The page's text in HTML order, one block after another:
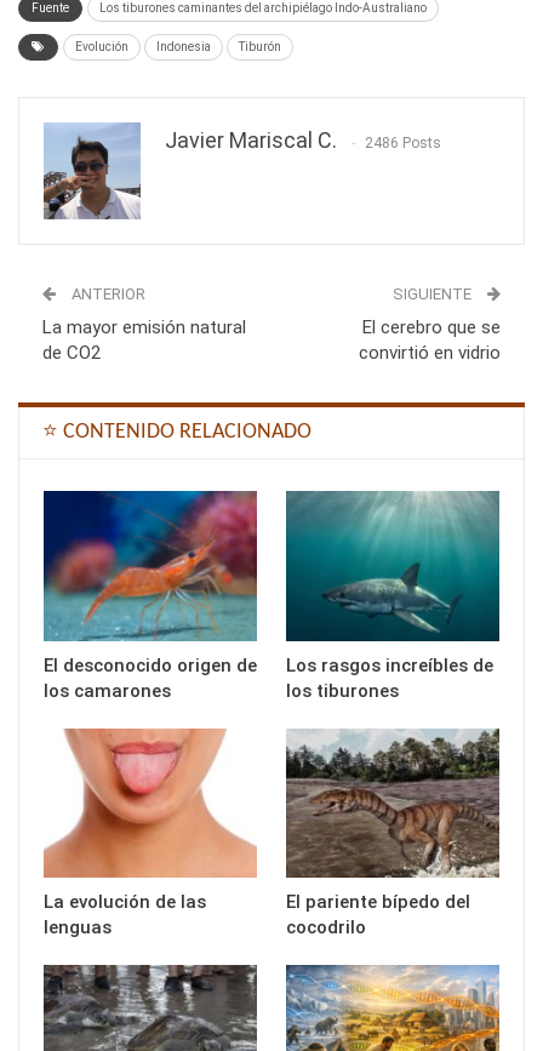
Fuente Los tiburones caminantes del archipiélago Indo-Australiano
Evolución Indonesia Tiburón
Javier Mariscal C. 2486 Posts
ANTERIOR
La mayor emisión natural
de CO2
SIGUIENTE
El cerebro que se
convirtió en vidrio
⭐ CONTENIDO RELACIONADO
El desconocido origen de
los camarones
Los rasgos increíbles de
los tiburones
La evolución de las
lenguas
El pariente bípedo del
cocodrilo